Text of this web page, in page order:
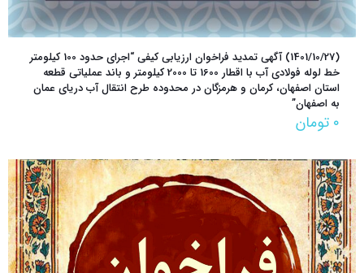
(1401/10/27) آگهی تمدید فراخوان ارزیابی کیفی “اجرای حدود 100 کیلومتر
خط لوله فولادی آب با اقطار 1600 تا 2000 کیلومتر و باند عملیاتی قطعه
استان اصفهان، کرمان و هرمزگان در محدوده طرح انتقال آب دریای عمان
به اصفهان”
۰ تومان